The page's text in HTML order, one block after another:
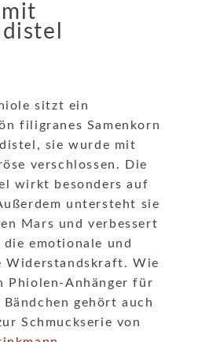
sitzt ein
filigranes Samenkorn
sie wurde mit
verschlossen. Die
wirkt besonders auf
untersteht sie
Mars und verbessert
die emotionale und
Widerstandskraft. Wie
Phiolen-Anhänger für
Bändchen gehört auch
Schmuckserie von